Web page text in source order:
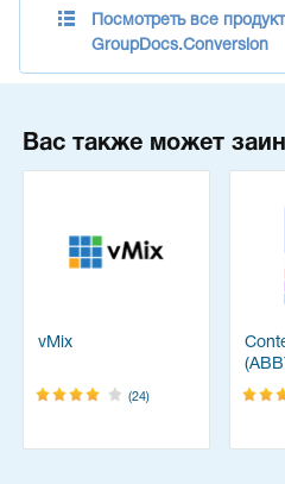
Посмотреть все
GroupDocs.Conversion
Вас также может
vMix
(24)